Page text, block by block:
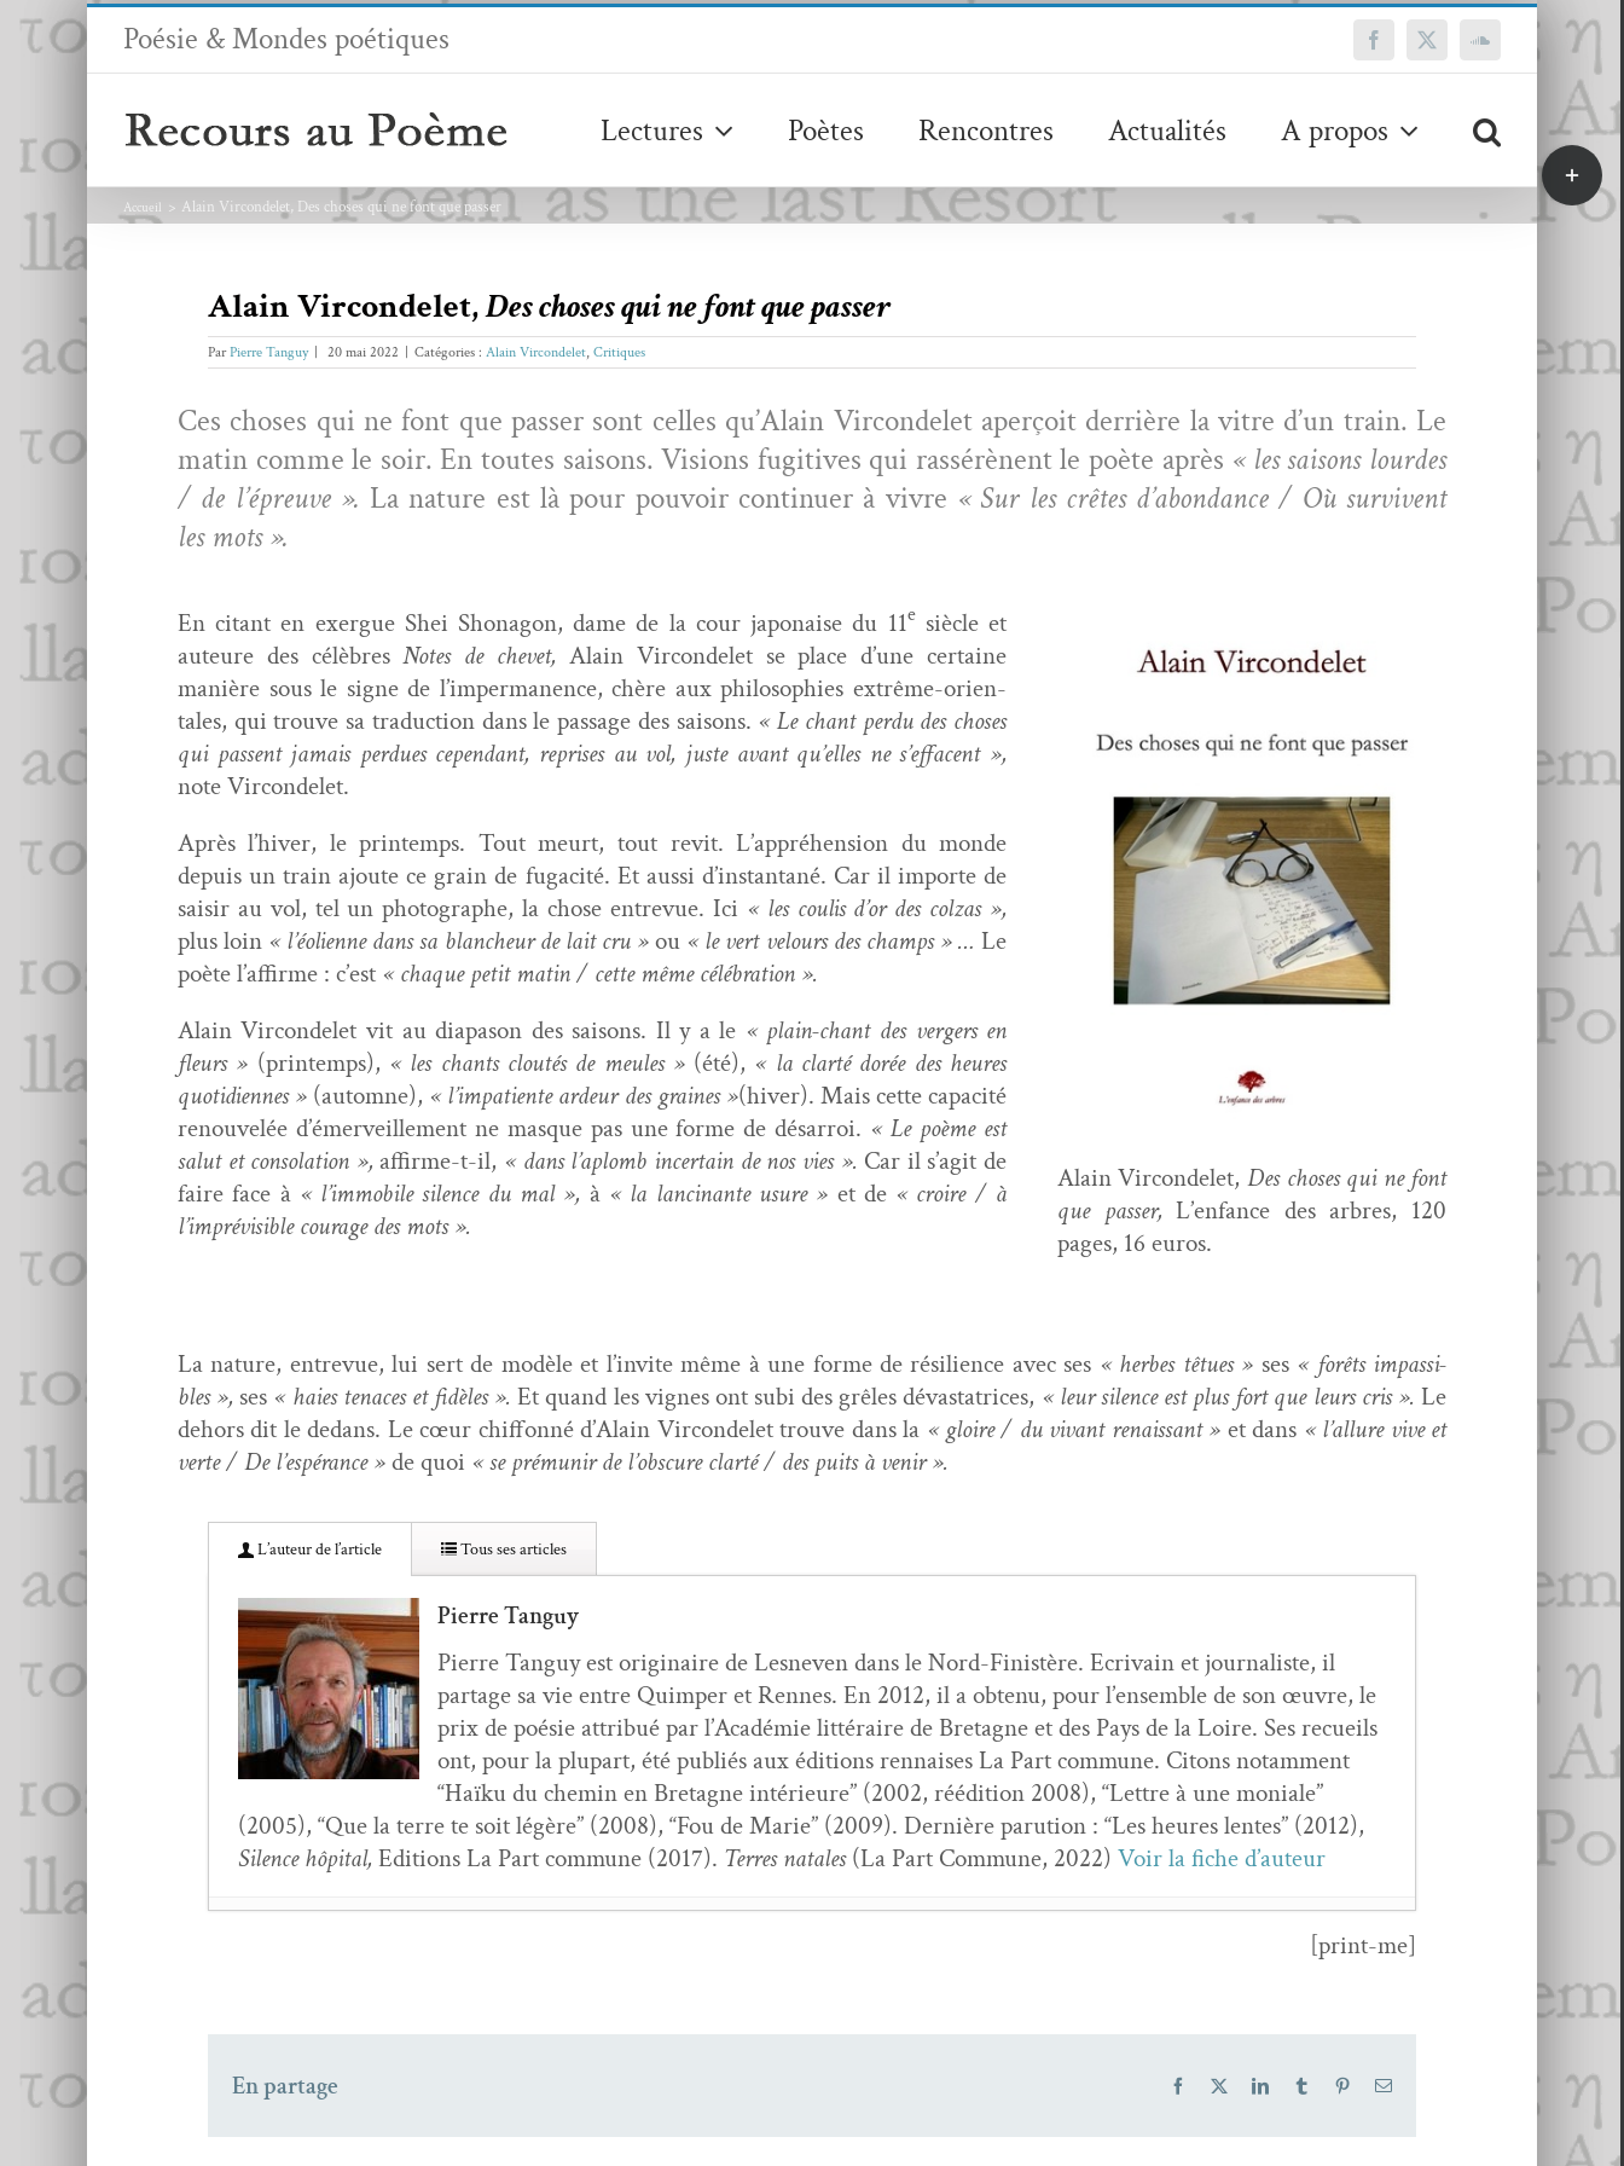
Passer
Poésie & Mondes poétiques Facebook
X SoundCloud
Lectures Poètes Rencontres Actualités A propos
Accueil Alain Vircondelet, Des choses qui ne font que passer
Alain Vircondelet,Des choses qui ne font que passer
ParPierre Tanguy 20 mai 2022 Catégories : Alain Vircondelet, Critiques
Ces choses qui ne font que pass­er sont celles qu’Alain Vir­con­delet aperçoit der­rière la vit­re d’un train. Le
matin comme le soir. En toutes saisons. Visions fugi­tives qui rassérè­nent le poète après « les saisons lour­des
/ de l’épreuve ». La nature est là pour pou­voir con­tin­uer à vivre « Sur les crêtes d’abondance / Où sur­vivent
les mots ».
En citant en exer­gue Shei Shonagon, dame de la cour japon­aise du 11esiè­cle et
auteure des célèbresNotes de chevet, Alain Vir­con­delet se place d’une cer­taine
manière sous le signe de l’impermanence, chère aux philoso­phies extrême-ori­en­
tales, qui trou­ve sa tra­duc­tion dans le pas­sage des saisons. « Le chant per­du des choses
qui passent jamais per­dues cepen­dant, repris­es au vol, juste avant qu’elles ne s’effacent »,
note Vircondelet.
Après l’hiver, le print­emps. Tout meurt, tout revit. L’appréhension du monde
depuis un train ajoute ce grain de fugac­ité. Et aus­si d’instantané. Car il importe de
saisir au vol, tel un pho­tographe, la chose entre­vue. Ici « les coulis d’or des colzas »,
plus loin « l’éolienne dans sa blancheur de lait cru »ou « le vert velours des champs » … Le
poète l’affirme : c’est « chaque petit matin / cette même célébration ».
Alain Vir­con­delet vit au dia­pa­son des saisons. Il y a le « plain-chant des verg­ers en
fleurs » (print­emps), « les chants cloutés de meules »(été), « la clarté dorée des heures
quo­ti­di­ennes » (automne), « l’impatiente ardeur des graines »(hiv­er). Mais cette capac­ité
renou­velée d’émerveillement ne masque pas une forme de désar­roi. « Le poème est
salut et con­so­la­tion », affirme-t-il, « dans l’aplomb incer­tain de nos vies ». Car il s’agit de
faire face à « l’immobile silence du mal », à « la lanci­nante usure » et de « croire / à
l’imprévisible courage des mots ».
Alain Vir­con­delet, Des choses qui ne font
que pass­er, L’enfance des arbres, 120
pages, 16 euros.
La nature, entre­vue, lui sert de mod­èle et l’invite même à une forme de résilience avec ses « herbes têtues » ses « forêts impas­si­
bles », ses « haies tenaces et fidèles ». Et quand les vignes ont subi des grêles dévas­ta­tri­ces, « leur silence est plus fort que leurs cris ». Le
dehors dit le dedans. Le cœur chif­fon­né d’Alain Vir­con­delet trou­ve dans la « gloire / du vivant renais­sant » et dans « l’allure vive et
verte / De l’espérance »de quoi « se pré­mu­nir de l’obscure clarté / des puits à venir ».
L’au­teur de l’article Tous ses articles
Pierre Tanguy
Pierre Tan­guy est orig­i­naire de Lesn­even dans le Nord-Fin­istère. Ecrivain et jour­nal­iste, il
partage sa vie entre Quim­per et Rennes. En 2012, il a obtenu, pour l’ensemble de son œuvre, le
prix de poésie attribué par l’Académie lit­téraire de Bre­tagne et des Pays de la Loire. Ses recueils
ont, pour la plu­part, été pub­liés aux édi­tions ren­nais­es La Part com­mune. Citons notam­ment
“Haïku du chemin en Bre­tagne intérieure” (2002, réédi­tion 2008), “Let­tre à une moni­ale”
(2005), “Que la terre te soit légère” (2008), “Fou de Marie” (2009). Dernière paru­tion : “Les heures lentes” (2012),
Silence hôpi­tal, Edi­tions La Part com­mune (2017). Ter­res natales(La Part Com­mune, 2022) Voir la fiche d’auteur
Cypris Kophidès,
[print-me]
En partage Facebook LinkedInTumblr PinterestEmail
Bascule
de
la
barre